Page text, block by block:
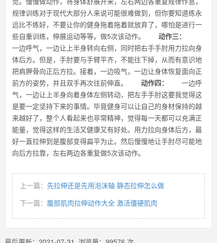
规律训练对于现代大部分人来说可能很难做到，但你要知道练永
远比不练好，不要让你的健身拖着拖着就放弃了，哪怕是进行一
些自重训练，伸展运动等等。做5次该动作。 动作三：
一边呼气，一边让上半身转向右侧，同时把右手手肘用力拉向身
体后方。但是，手肘要与手臂平齐，不能往下掉，从而有意识地
把肩胛骨向正后方拉。接着，一边吸气，一边让身体恢复面向正
前方的姿势，并且双手再次往前伸直。 动作四：
一边呼
气，一边让上半身向着身体左侧转动，把左手手肘这要我觉得这
是要一定坚持下来的事情。毕竟健身可以让自己的身材保持的越
来越好了，整个人看起来也非常精神，觉得每一天都可以充满正
能量，觉得这样的生活又健康又有好处。用力拉向身体后方，最
好一直拉伸到是腹部变得扁平为止。然后慢慢地让手肘尽可能地
向后方拉靠，左右两边各重复做5次该动作。
上一篇： 先拉伸还是先用泡沫轴 静态拉伸怎么做
下一篇： 腹部肌肉拉伸动作大全 激活僵硬肌肉